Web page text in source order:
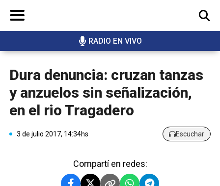
RADIO EN VIVO
BUSCAR
Dura denuncia: cruzan tanzas
y anzuelos sin señalización,
en el rio Tragadero
3 de julio 2017, 14:34hs Escuchar
Compartí en redes: